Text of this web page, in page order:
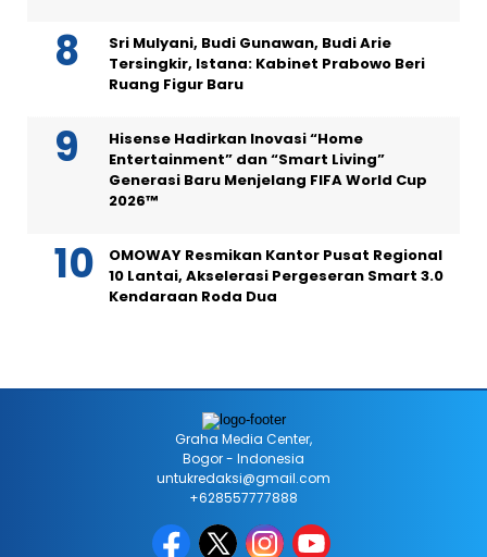
Sri Mulyani, Budi Gunawan, Budi Arie
Tersingkir, Istana: Kabinet Prabowo Beri
Ruang Figur Baru
Hisense Hadirkan Inovasi “Home
Entertainment” dan “Smart Living”
Generasi Baru Menjelang FIFA World Cup
2026™
OMOWAY Resmikan Kantor Pusat Regional
10 Lantai, Akselerasi Pergeseran Smart 3.0
Kendaraan Roda Dua
Graha Media Center,
Bogor - Indonesia
untukredaksi@gmail.com
+628557777888